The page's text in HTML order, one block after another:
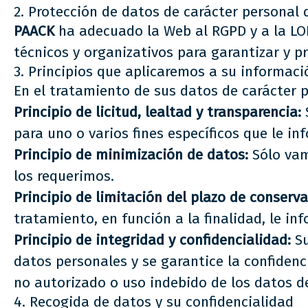
2. Protección de datos de carácter
PAACKha adecuado la Web al RGPD y a la
técnicos y organizativos para garantizar y
3. Principios que aplicaremos a su
En el tratamiento de sus datos de carácter
Principio de licitud, lealtad y transparencia:
para uno o varios fines específicos que le
Principio de minimización de datos: Sólo
los requerimos.
Principio de limitación del plazo de
tratamiento, en función a la finalidad, le
Principio de integridad y confidencialidad:
datos personales y se garantice la
no autorizado o uso indebido de los datos
4. Recogida de datos y su confidencialidad